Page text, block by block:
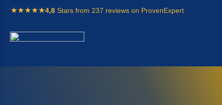
4,8 Stars from 237 reviews on ProvenExpert